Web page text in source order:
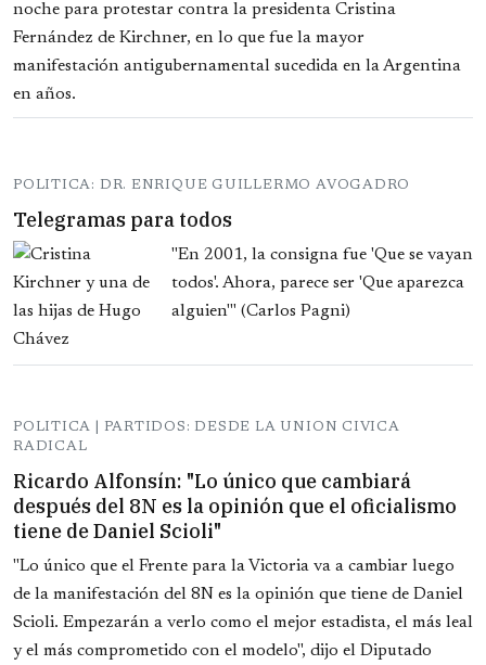
noche para protestar contra la presidenta Cristina
Fernández de Kirchner, en lo que fue la mayor
manifestación antigubernamental sucedida en la Argentina
en años.
POLITICA: DR. ENRIQUE GUILLERMO AVOGADRO
Telegramas para todos
"En 2001, la consigna fue 'Que se vayan
todos'. Ahora, parece ser 'Que aparezca
alguien'" (Carlos Pagni)
POLITICA | PARTIDOS: DESDE LA UNION CIVICA
RADICAL
Ricardo Alfonsín: "Lo único que cambiará
después del 8N es la opinión que el oficialismo
tiene de Daniel Scioli"
"Lo único que el Frente para la Victoria va a cambiar luego
de la manifestación del 8N es la opinión que tiene de Daniel
Scioli. Empezarán a verlo como el mejor estadista, el más leal
y el más comprometido con el modelo", dijo el Diputado